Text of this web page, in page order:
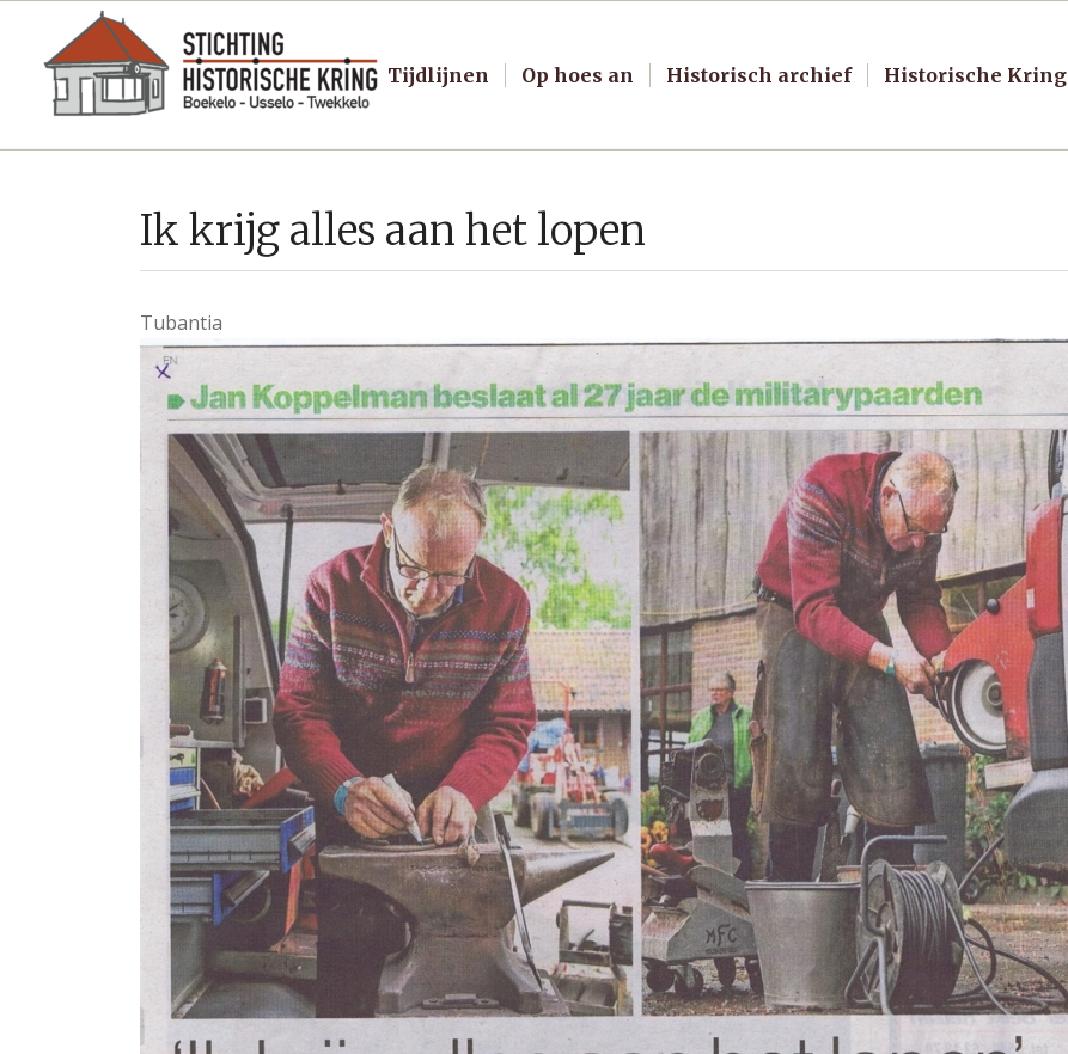
Tijdlijnen Op hoes an Historisch archief Historische Kring
Ik krijg alles aan het lopen
Tubantia